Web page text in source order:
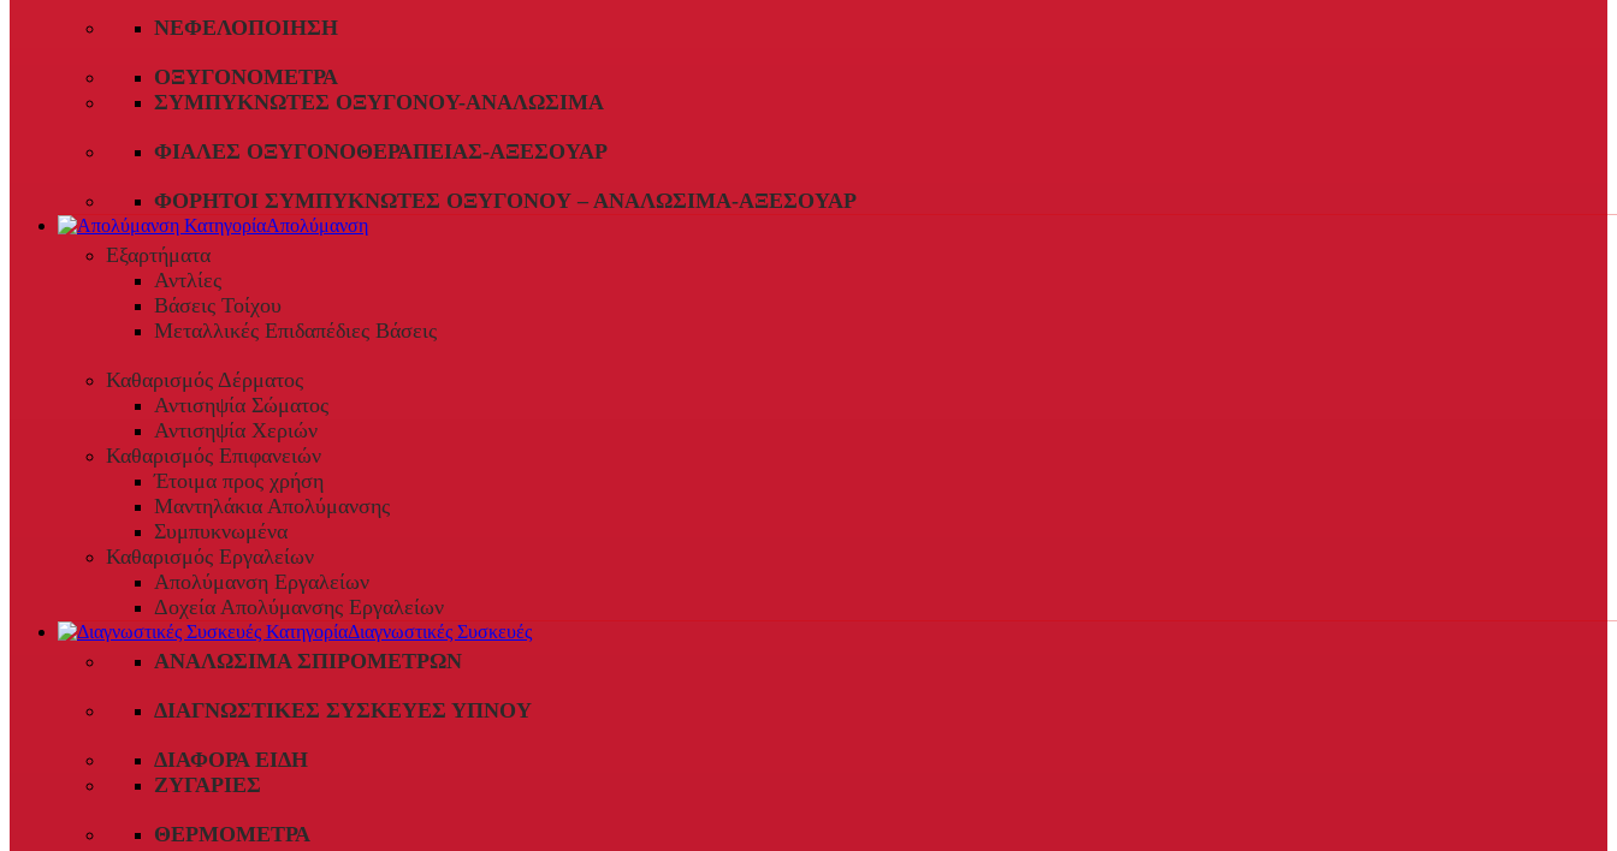
ΝΕΦΕΛΟΠΟΊΗΣΗ
ΟΞΥΓΟΝΌΜΕΤΡΑ
ΣΥΜΠΥΚΝΩΤΈΣ ΟΞΥΓΌΝΟΥ-ΑΝΑΛΏΣΙΜΑ
ΦΙΆΛΕΣ ΟΞΥΓΟΝΟΘΕΡΑΠΕΊΑΣ-ΑΞΕΣΟΥΆΡ
ΦΟΡΗΤΟΊ ΣΥΜΠΥΚΝΩΤΈΣ ΟΞΥΓΌΝΟΥ – ΑΝΑΛΏΣΙΜΑ-ΑΞΕΣΟΥΆΡ
Απολύμανση
Εξαρτήματα
Αντλίες
Βάσεις Τοίχου
Μεταλλικές Επιδαπέδιες Βάσεις
Καθαρισμός Δέρματος
Αντισηψία Σώματος
Αντισηψία Χεριών
Καθαρισμός Επιφανειών
Έτοιμα προς χρήση
Μαντηλάκια Απολύμανσης
Συμπυκνωμένα
Καθαρισμός Εργαλείων
Απολύμανση Εργαλείων
Δοχεία Απολύμανσης Εργαλείων
Διαγνωστικές Συσκευές
ΑΝΑΛΏΣΙΜΑ ΣΠΙΡΟΜΈΤΡΩΝ
ΔΙΑΓΝΩΣΤΙΚΈΣ ΣΥΣΚΕΥΈΣ ΎΠΝΟΥ
ΔΙΆΦΟΡΑ ΕΊΔΗ
ΖΥΓΑΡΙΈΣ
ΘΕΡΜΌΜΕΤΡΑ